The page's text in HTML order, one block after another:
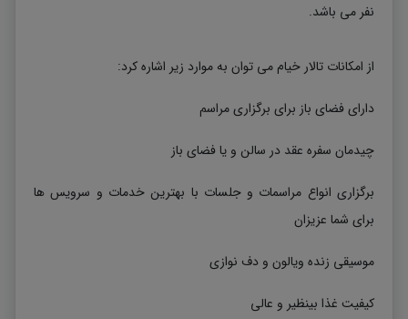
نفر می باشد.
از امکانات تالار خیام می توان به موارد زیر اشاره کرد:
دارای فضای باز برای برگزاری مراسم
چیدمان سفره عقد در سالن و یا فضای باز
برگزاری انواع مراسمات و جلسات با بهترین خدمات و سرویس ها
برای شما عزیزان
موسیقی زنده ویالون و دف نوازی
کیفیت غذا بینظیر و عالی